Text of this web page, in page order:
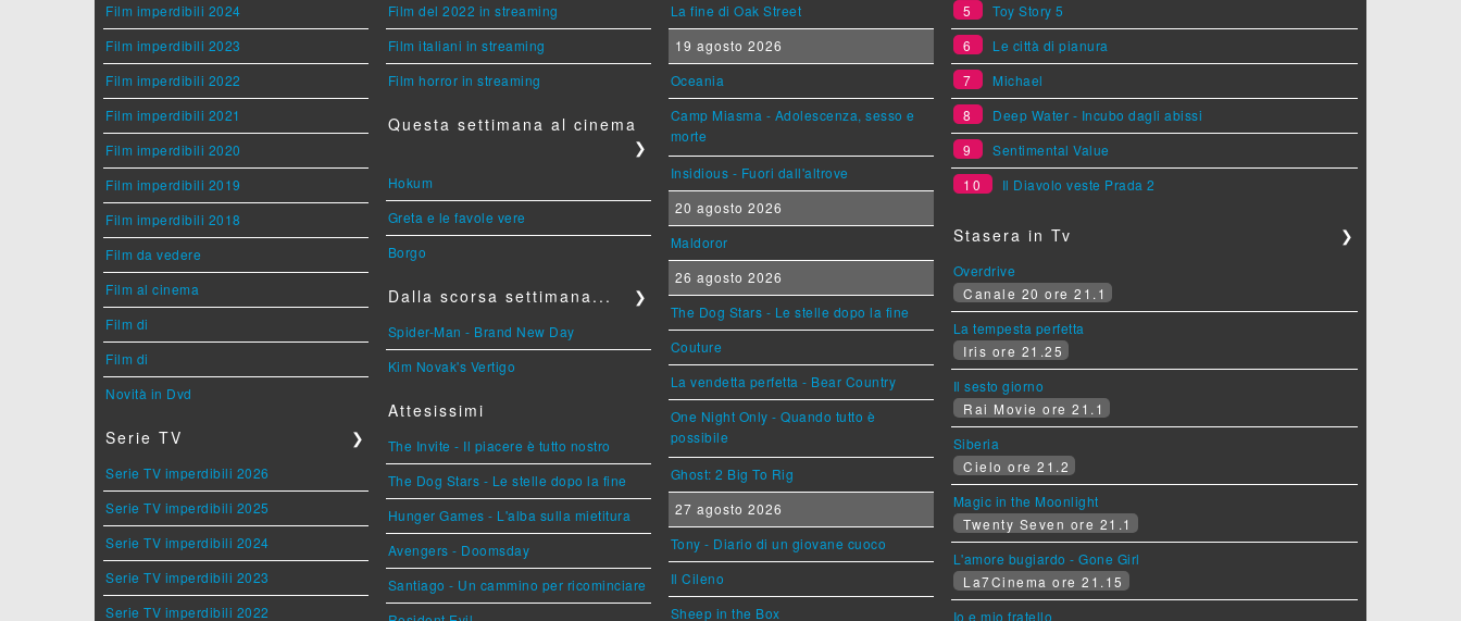
Film imperdibili 2024
Film imperdibili 2023
Film imperdibili 2022
Film imperdibili 2021
Film imperdibili 2020
Film imperdibili 2019
Film imperdibili 2018
Film da vedere
Film al cinema
Film di
Film di
Novità in Dvd
Serie TV ❯
Serie TV imperdibili 2026
Serie TV imperdibili 2025
Serie TV imperdibili 2024
Serie TV imperdibili 2023
Serie TV imperdibili 2022
Film del 2022 in streaming
Film italiani in streaming
Film horror in streaming
Questa settimana al cinema
❯
Hokum
Greta e le favole vere
Borgo
Dalla scorsa settimana... ❯
Spider-Man - Brand New Day
Kim Novak's Vertigo
Attesissimi
The Invite - Il piacere è tutto nostro
The Dog Stars - Le stelle dopo la fine
Hunger Games - L'alba sulla mietitura
Avengers - Doomsday
Santiago - Un cammino per ricominciare
La fine di Oak Street
19 agosto 2026
Oceania
Camp Miasma - Adolescenza, sesso e
morte
Insidious - Fuori dall'altrove
20 agosto 2026
Maldoror
26 agosto 2026
The Dog Stars - Le stelle dopo la fine
Couture
La vendetta perfetta - Bear Country
One Night Only - Quando tutto è
possibile
Ghost: 2 Big To Rig
27 agosto 2026
Tony - Diario di un giovane cuoco
Il Cileno
Sheep in the Box
5
Toy Story 5
6
Le città di pianura
7
Michael
8
Deep Water - Incubo dagli abissi
9
Sentimental Value
10
Il Diavolo veste Prada 2
Stasera in Tv ❯
Overdrive
Canale 20 ore 21.1
La tempesta perfetta
Iris ore 21.25
Il sesto giorno
Rai Movie ore 21.1
Siberia
Cielo ore 21.2
Magic in the Moonlight
Twenty Seven ore 21.1
L'amore bugiardo - Gone Girl
La7Cinema ore 21.15
Io e mio fratello